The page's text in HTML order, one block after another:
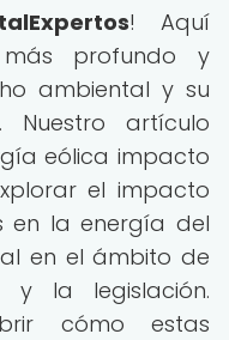
! Aquí
profundo y
ambiental y su
artículo
eólica impacto
el impacto
en la energía del
en el ámbito de
y la legislación.
cómo estas